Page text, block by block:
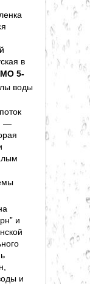
в
5-
воды
—
и
и